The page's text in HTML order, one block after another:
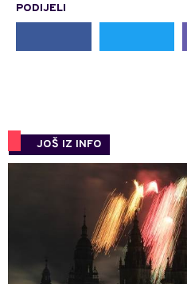
PODIJELI
JOŠ IZ INFO